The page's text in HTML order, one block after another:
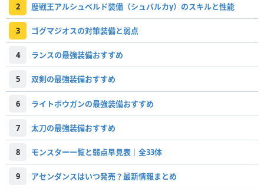
2 歴戦王アルシュベルド装備（シュバルカγ）のスキルと性能
3 ゴグマジオスの対策装備と弱点
4 ランスの最強装備おすすめ
5 双剣の最強装備おすすめ
6 ライトボウガンの最強装備おすすめ
7 太刀の最強装備おすすめ
8 モンスター一覧と弱点早見表｜全33体
9 アセンダンスはいつ発売？最新情報まとめ